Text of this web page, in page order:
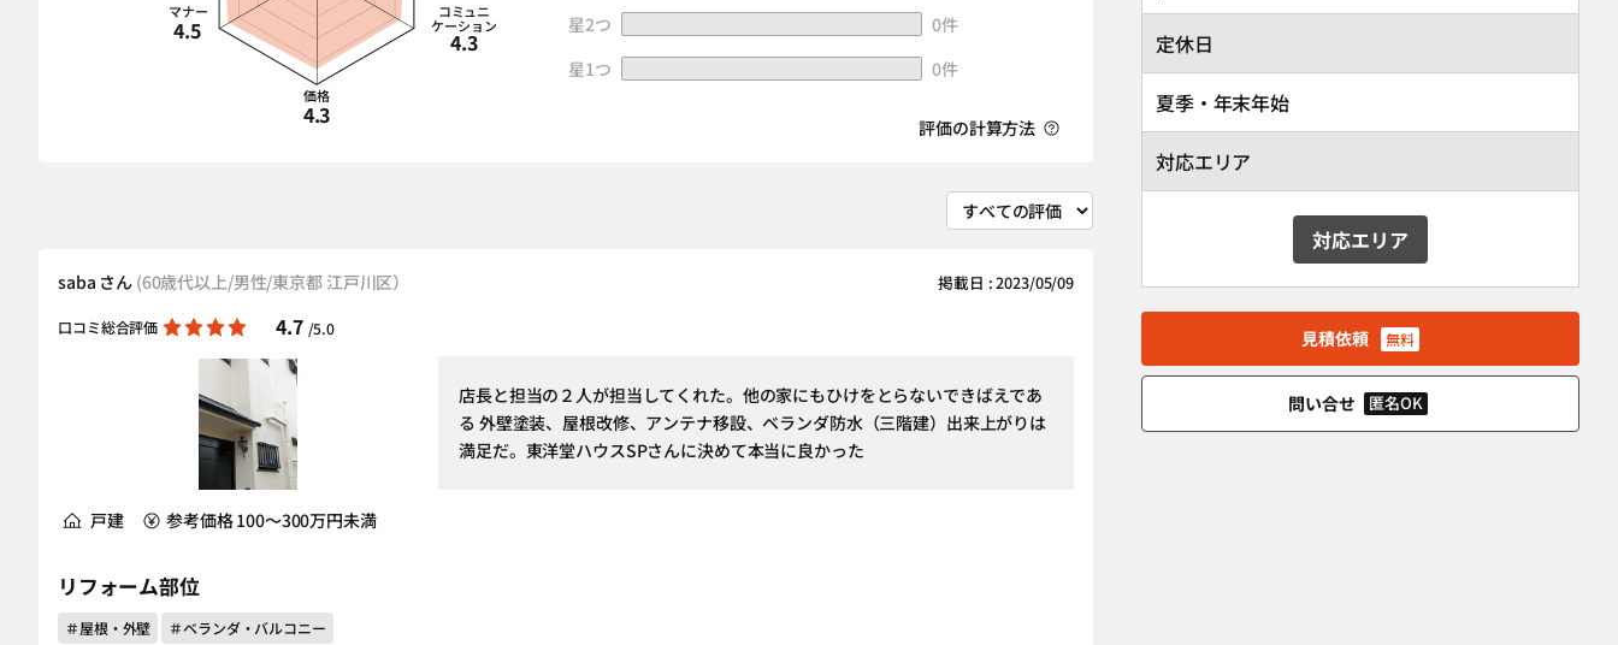
コミュニ
ケーション
4.3
価格
4.3
マナー
4.5
星2つ
0件
星1つ
0件
評価の計算方法
saba さん (60歳代以上/男性/東京都 江戸川区） 掲載日 : 2023/05/09
口コミ総合評価 4.7 /5.0
店長と担当の２人が担当してくれた。他の家にもひけをとらないできばえであ
る 外壁塗装、屋根改修、アンテナ移設、ベランダ防水（三階建）出来上がりは
満足だ。東洋堂ハウスSPさんに決めて本当に良かった
戸建 参考価格 100～300万円未満
リフォーム部位
＃屋根・外壁 ＃ベランダ・バルコニー
定休日
夏季・年末年始
対応エリア
対応エリア
見積依頼 無料
問い合せ 匿名OK